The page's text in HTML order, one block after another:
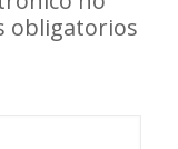
obligatorios